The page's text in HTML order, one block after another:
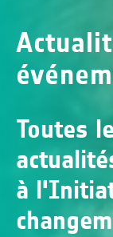
Toutes
à